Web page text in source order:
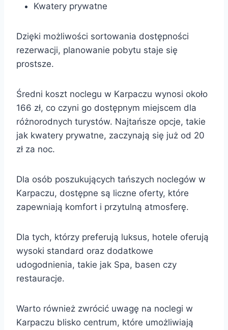
Kwatery prywatne
Dzięki możliwości sortowania dostępności
rezerwacji, planowanie pobytu staje się
prostsze.
Średni koszt noclegu w Karpaczu wynosi około
166 zł, co czyni go dostępnym miejscem dla
różnorodnych turystów. Najtańsze opcje, takie
jak kwatery prywatne, zaczynają się już od 20
zł za noc.
Dla osób poszukujących tańszych noclegów w
Karpaczu, dostępne są liczne oferty, które
zapewniają komfort i przytulną atmosferę.
Dla tych, którzy preferują luksus, hotele oferują
wysoki standard oraz dodatkowe
udogodnienia, takie jak Spa, basen czy
restauracje.
Warto również zwrócić uwagę na noclegi w
Karpaczu blisko centrum, które umożliwiają